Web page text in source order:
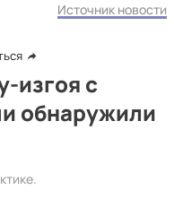
Источник новости
изгоя с
обнаружили